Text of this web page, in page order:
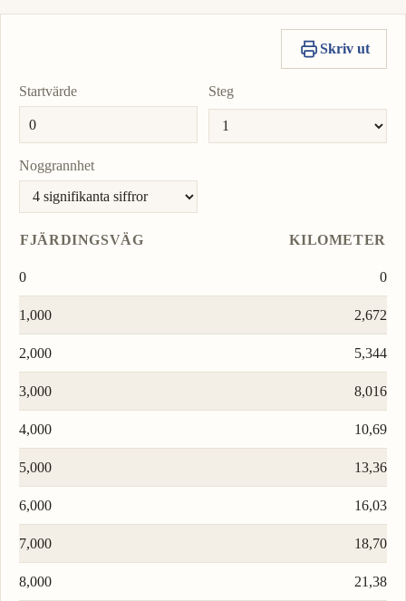
Skriv ut
Startvärde Steg
Noggrannhet
FJÄRDINGSVÄG KILOMETER
0 0
1,000 2,672
2,000 5,344
3,000 8,016
4,000 10,69
5,000 13,36
6,000 16,03
7,000 18,70
8,000 21,38